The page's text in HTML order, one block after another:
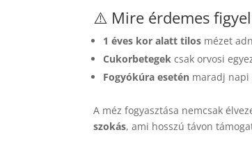
⚠️ Mire érdemes
1 éves kor alatt tilos mézet
Cukorbetegek csak orvosi
Fogyókúra esetén maradj napi
A méz fogyasztása nemcsak
szokás, ami hosszú távon